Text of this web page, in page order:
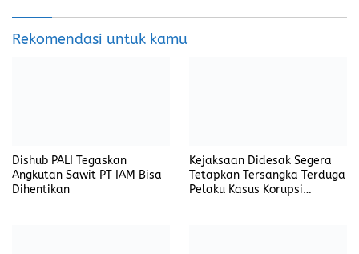
Rekomendasi untuk kamu
Dishub PALI Tegaskan
Angkutan Sawit PT IAM Bisa
Dihentikan
Kejaksaan Didesak Segera
Tetapkan Tersangka Terduga
Pelaku Kasus Korupsi